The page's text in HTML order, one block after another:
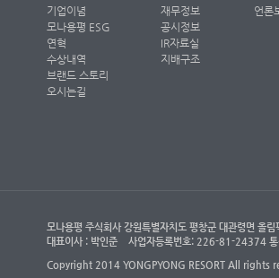
기업이념
모나용평 ESG
연혁
수상내역
브랜드 스토리
오시는길
재무정보
공시정보
IR자료실
지배구조
언론
모나용평 주식회사 강원특별자치도 평창군 대관령면
대표이사 : 박인준
사업자등록번호: 226-81-24374 통
Copyright 2014 YONGPYONG RESORT All rights